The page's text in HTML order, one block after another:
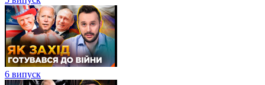
6 випуск